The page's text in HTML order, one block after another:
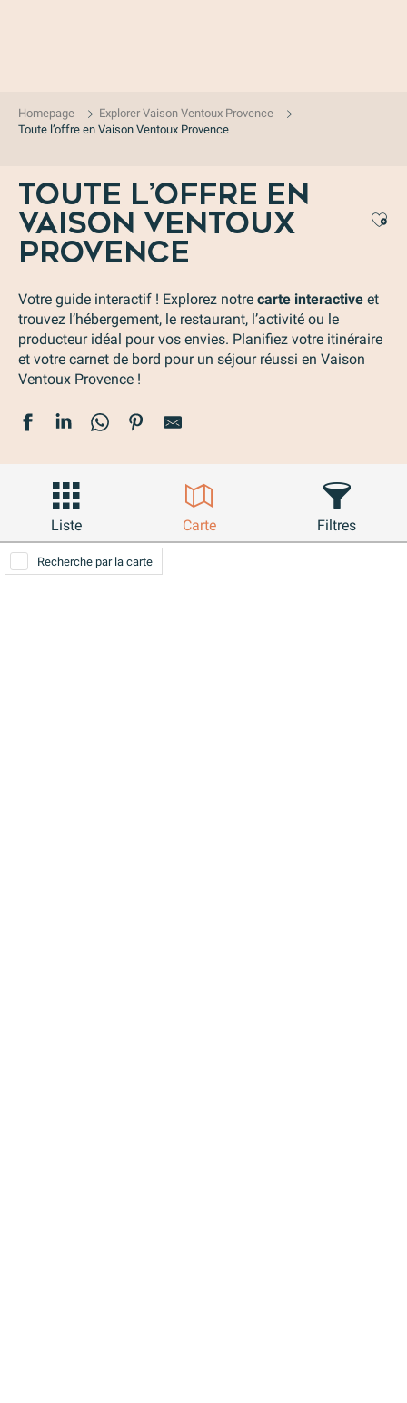
Homepage
Explorer Vaison Ventoux Provence
Toute l’offre en Vaison Ventoux Provence
TOUTE L’OFFRE EN
VAISON VENTOUX
PROVENCE
Votre guide interactif ! Explorez notre carte interactive et
trouvez l’hébergement, le restaurant, l’activité ou le
producteur idéal pour vos envies. Planifiez votre itinéraire
et votre carnet de bord pour un séjour réussi en Vaison
Ventoux Provence !
Liste Carte Filtres
Recherche par la carte